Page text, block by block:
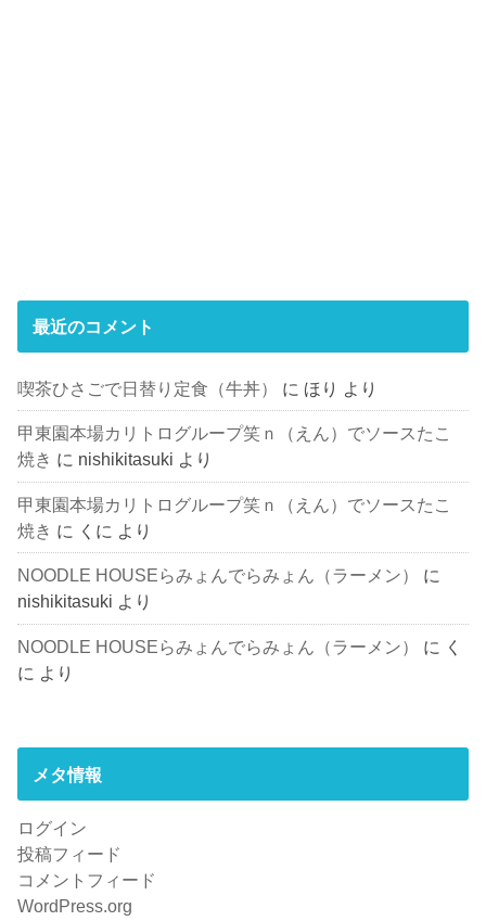
最近のコメント
喫茶ひさごで日替り定食（牛丼） に ほり より
甲東園本場カリトログループ笑ｎ（えん）でソースたこ
焼き に nishikitasuki より
甲東園本場カリトログループ笑ｎ（えん）でソースたこ
焼き に くに より
NOODLE HOUSEらみょんでらみょん（ラーメン）
に
nishikitasuki より
NOODLE HOUSEらみょんでらみょん（ラーメン） に く
に より
メタ情報
ログイン
投稿フィード
コメントフィード
WordPress.org